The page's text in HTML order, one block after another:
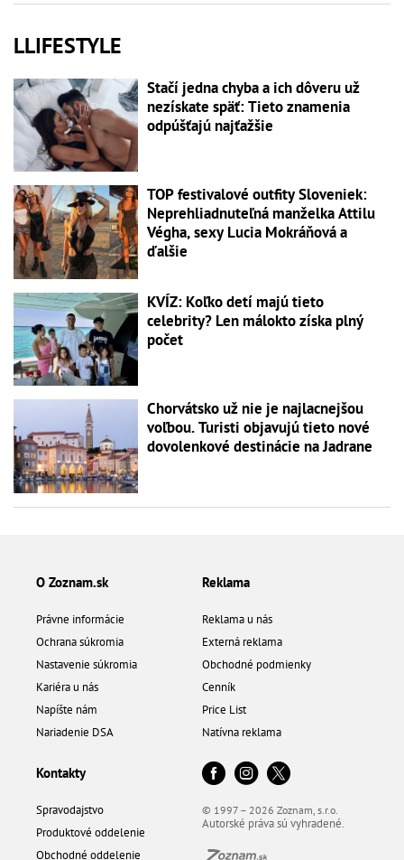
LLIFESTYLE
Stačí jedna chyba a ich dôveru už
nezískate späť: Tieto znamenia
odpúšťajú najťažšie
TOP festivalové outfity Sloveniek:
Neprehliadnuteľná manželka Attilu
Végha, sexy Lucia Mokráňová a
ďalšie
KVÍZ: Koľko detí majú tieto
celebrity? Len málokto získa plný
počet
Chorvátsko už nie je najlacnejšou
voľbou. Turisti objavujú tieto nové
dovolenkové destinácie na Jadrane
O Zoznam.sk
Právne informácie
Ochrana súkromia
Nastavenie súkromia
Kariéra u nás
Napíšte nám
Nariadenie DSA
Reklama
Reklama u nás
Externá reklama
Obchodné podmienky
Cenník
Price List
Natívna reklama
Kontakty
Spravodajstvo
Produktové oddelenie
Obchodné oddelenie
© 1997 – 2026 Zoznam, s.r.o.
Autorské práva sú vyhradené.